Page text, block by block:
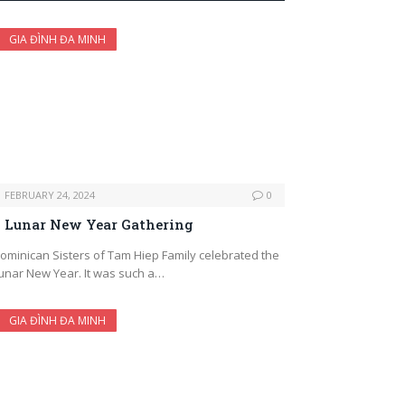
GIA ĐÌNH ĐA MINH
FEBRUARY 24, 2024 0
Lunar New Year Gathering
Sisters of Tam Hiep Family celebrated the
New Year. It was such a…
GIA ĐÌNH ĐA MINH